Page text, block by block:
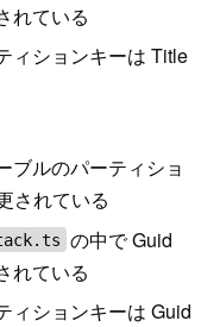
れている
ィションキーは Title
ブルのパーティショ
されている
の中で Guid
れている
ィションキーは Guid